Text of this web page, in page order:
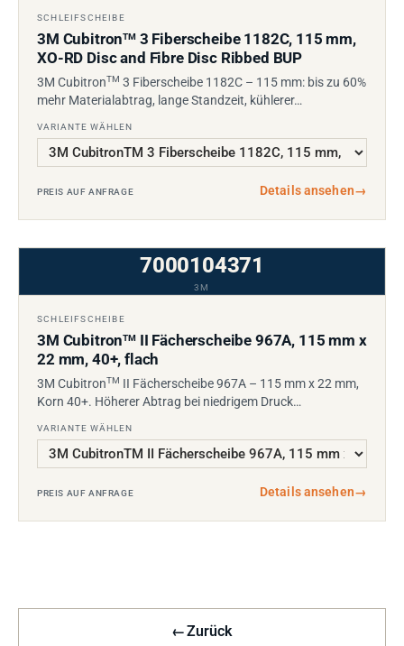
SCHLEIFSCHEIBE
3M CubitronTM3 Fiberscheibe 1182C, 115 mm,
XO-RD Disc and Fibre Disc Ribbed BUP
3M CubitronTM 3 Fiberscheibe 1182C – 115 mm: bis zu 60%
mehr Materialabtrag, lange Standzeit, kühlerer…
VARIANTE WÄHLEN
PREIS AUF ANFRAGE Details ansehen→
7000104371
3M
SCHLEIFSCHEIBE
3M CubitronTMII Fächerscheibe 967A, 115 mm x
22 mm, 40+, flach
3M CubitronTM II Fächerscheibe 967A – 115 mm x 22 mm,
Korn 40+. Höherer Abtrag bei niedrigem Druck…
VARIANTE WÄHLEN
PREIS AUF ANFRAGE Details ansehen→
←Zurück